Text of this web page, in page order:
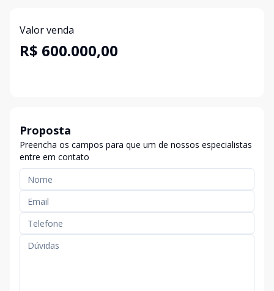
Valor venda
R$ 600.000,00
Proposta
Preencha os campos para que um de nossos especialistas
entre em contato